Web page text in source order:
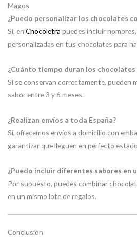
Magos
¿Puedo personalizar los chocolates
Sí, en Chocoletra puedes incluir
personalizadas en tus chocolates para
¿Cuánto tiempo duran los
Si se conservan correctamente, pueden
sabor entre 3 y 6 meses.
¿Realizan envíos a toda España?
Sí, ofrecemos envíos a domicilio con
garantizar que lleguen en perfecto
¿Puedo incluir diferentes sabores en
Por supuesto, puedes combinar
en un mismo lote de regalos.
Conclusión